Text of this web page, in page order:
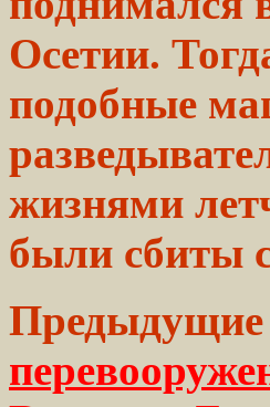
Осетии.
подобные
жизнями
были сбиты
Предыдущие